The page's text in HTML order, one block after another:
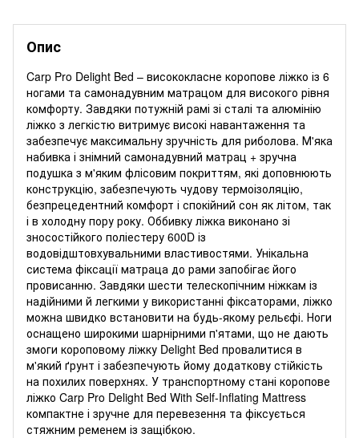
Опис
Carp Pro Delight Bed – висококласне коропове ліжко із 6
ногами та самонадувним матрацом для високого рівня
комфорту. Завдяки потужній рамі зі сталі та алюмінію
ліжко з легкістю витримує високі навантаження та
забезпечує максимальну зручність для риболова. М'яка
набивка і знімний самонадувний матрац + зручна
подушка з м'яким флісовим покриттям, які доповнюють
конструкцію, забезпечують чудову термоізоляцію,
безпрецедентний комфорт і спокійний сон як літом, так
і в холодну пору року. Оббивку ліжка виконано зі
зносостійкого поліестеру 600D із
водовідштовхувальними властивостями. Унікальна
система фіксації матраца до рами запобігає його
провисанню. Завдяки шести телескопічним ніжкам із
надійними й легкими у використанні фіксаторами, ліжко
можна швидко встановити на будь-якому рельєфі. Ноги
оснащено широкими шарнірними п'ятами, що не дають
змоги короповому ліжку Delight Bed провалитися в
м'який ґрунт і забезпечують йому додаткову стійкість
на похилих поверхнях. У транспортному стані коропове
ліжко Carp Pro Delight Bed With Self-Inflating Mattress
компактне і зручне для перевезення та фіксується
стяжним ременем із защібкою.